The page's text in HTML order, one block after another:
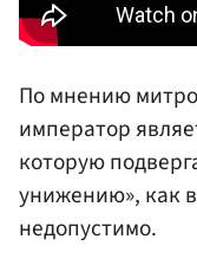
По мнению
император
которую
унижению», как
недопустимо.